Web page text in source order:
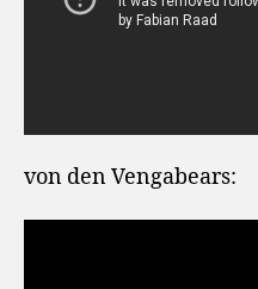
von den Vengabears: